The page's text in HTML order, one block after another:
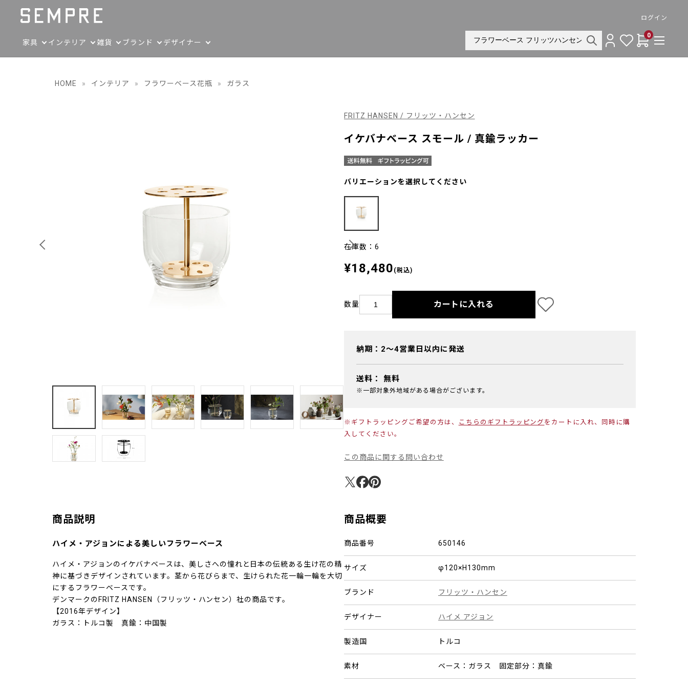
ログイン
家具 インテリア 雑貨 ブランド デザイナー
0
HOME » インテリア » フラワーベース花瓶 » ガラス
FRITZ HANSEN / フリッツ・ハンセン
イケバナベース スモール / 真鍮ラッカー
バリエーションを選択してください
在庫数：6
¥18,480 (税込)
数量 カートに入れる
納期：2～4営業日以内に発送
送料： 無料
※一部対象外地域がある場合がございます。
※ギフトラッピングご希望の方は、 こちらのギフトラッピング をカートに入れ、同時に購
入してください。
この商品に関する問い合わせ
商品説明
ハイメ・アジョンによる美しいフラワーベース
ハイメ・アジョンのイケバナベースは、美しさへの憧れと日本の伝統ある生け花の精
神に基づきデザインされています。茎から花びらまで、生けられた花一輪一輪を大切
にするフラワーベースです。
デンマークのFRITZ HANSEN（フリッツ・ハンセン）社の商品です。
【2016年デザイン】
ガラス：トルコ製 真鍮：中国製
商品概要
商品番号 650146
サイズ φ120×H130mm
ブランド フリッツ・ハンセン
デザイナー ハイメ アジョン
製造国 トルコ
素材 ベース：ガラス 固定部分：真鍮